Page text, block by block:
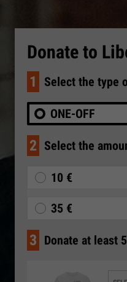
Donate to
1 Select the type
ONE-OFF
2 Select the
10 €
35 €
3 Donate at least